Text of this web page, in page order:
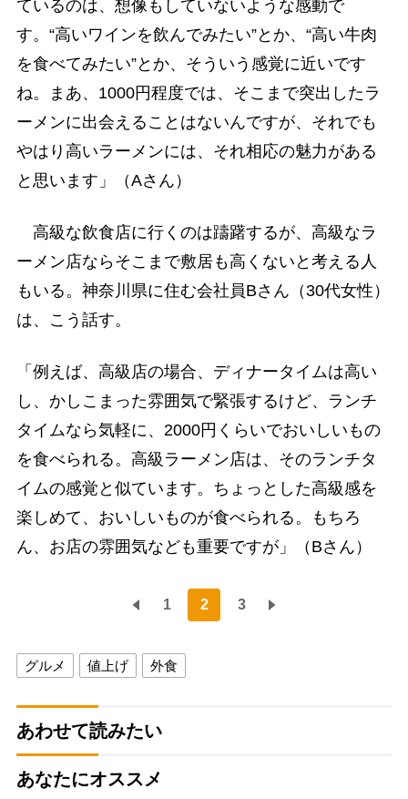
ているのは、想像もしていないような感動で
す。“高いワインを飲んでみたい”とか、“高い牛肉
を食べてみたい”とか、そういう感覚に近いです
ね。まあ、1000円程度では、そこまで突出したラ
ーメンに出会えることはないんですが、それでも
やはり高いラーメンには、それ相応の魅力がある
と思います」（Aさん）
高級な飲食店に行くのは躊躇するが、高級なラ
ーメン店ならそこまで敷居も高くないと考える人
もいる。神奈川県に住む会社員Bさん（30代女性）
は、こう話す。
「例えば、高級店の場合、ディナータイムは高い
し、かしこまった雰囲気で緊張するけど、ランチ
タイムなら気軽に、2000円くらいでおいしいもの
を食べられる。高級ラーメン店は、そのランチタ
イムの感覚と似ています。ちょっとした高級感を
楽しめて、おいしいものが食べられる。もちろ
ん、お店の雰囲気なども重要ですが」（Bさん）
1 2 3
グルメ 値上げ 外食
あわせて読みたい
あなたにオススメ